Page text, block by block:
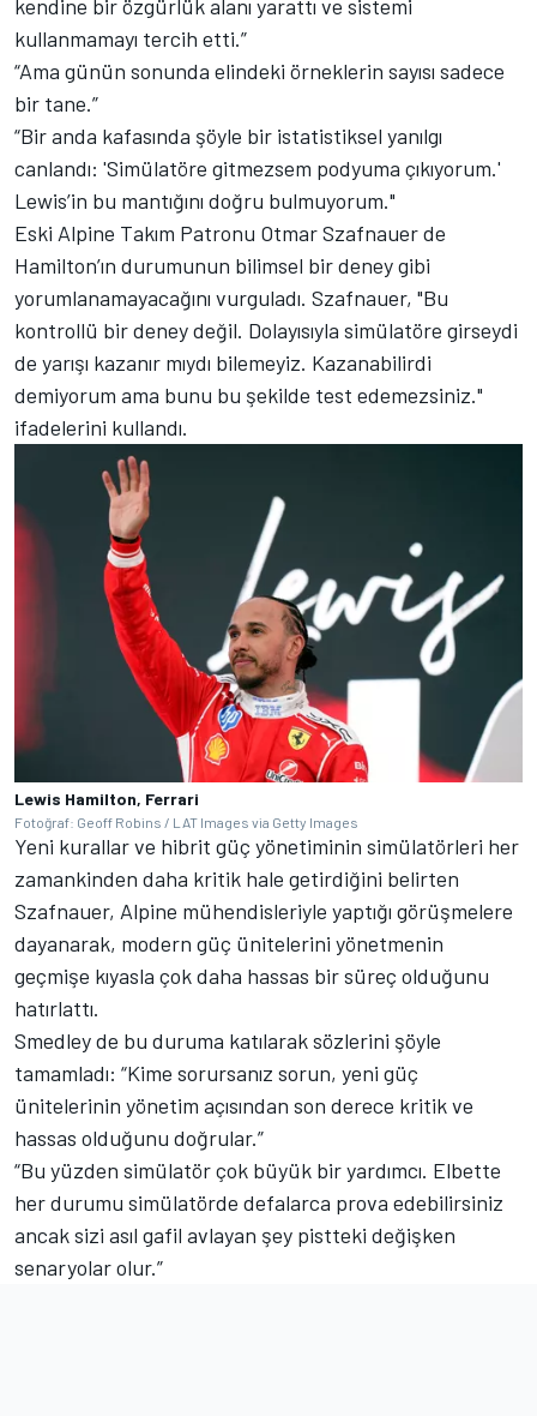
kendine bir özgürlük alanı yarattı ve sistemi
kullanmamayı tercih etti.”
“Ama günün sonunda elindeki örneklerin sayısı sadece
bir tane.”
“Bir anda kafasında şöyle bir istatistiksel yanılgı
canlandı: 'Simülatöre gitmezsem podyuma çıkıyorum.'
Lewis’in bu mantığını doğru bulmuyorum."
Eski Alpine Takım Patronu Otmar Szafnauer de
Hamilton’ın durumunun bilimsel bir deney gibi
yorumlanamayacağını vurguladı. Szafnauer, "Bu
kontrollü bir deney değil. Dolayısıyla simülatöre girseydi
de yarışı kazanır mıydı bilemeyiz. Kazanabilirdi
demiyorum ama bunu bu şekilde test edemezsiniz."
ifadelerini kullandı.
Lewis Hamilton, Ferrari
Fotoğraf: Geoff Robins / LAT Images via Getty Images
Yeni kurallar ve hibrit güç yönetiminin simülatörleri her
zamankinden daha kritik hale getirdiğini belirten
Szafnauer, Alpine mühendisleriyle yaptığı görüşmelere
dayanarak, modern güç ünitelerini yönetmenin
geçmişe kıyasla çok daha hassas bir süreç olduğunu
hatırlattı.
Smedley de bu duruma katılarak sözlerini şöyle
tamamladı: “Kime sorursanız sorun, yeni güç
ünitelerinin yönetim açısından son derece kritik ve
hassas olduğunu doğrular.”
“Bu yüzden simülatör çok büyük bir yardımcı. Elbette
her durumu simülatörde defalarca prova edebilirsiniz
ancak sizi asıl gafil avlayan şey pistteki değişken
senaryolar olur.”